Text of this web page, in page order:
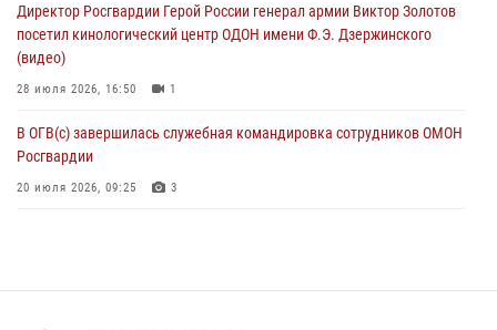
08 августа 2026, 06:32 1
Директор Росгвардии Герой России генерал армии Виктор Золотов
посетил кинологический центр ОДОН имени Ф.Э. Дзержинского
(видео)
28 июля 2026, 16:50 1
В ОГВ(с) завершилась служебная командировка сотрудников ОМОН
Росгвардии
20 июля 2026, 09:25 3